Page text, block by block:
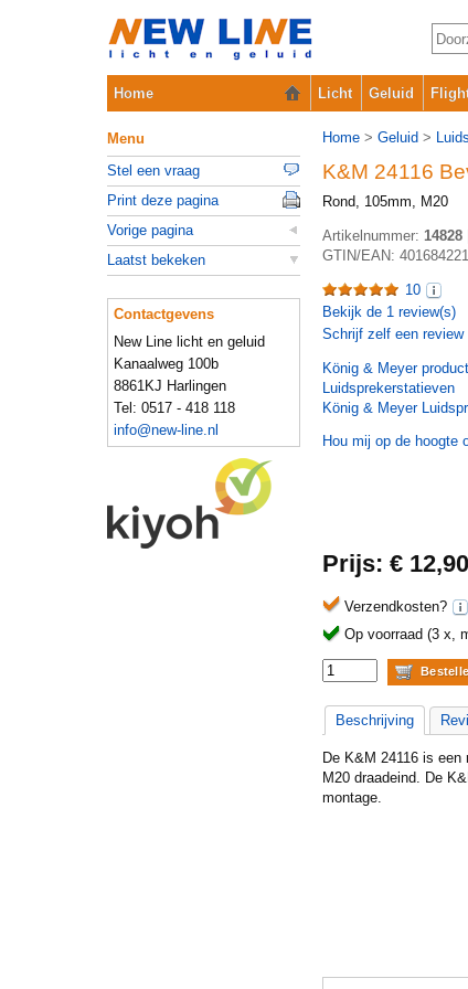
Home Licht Geluid
Home > Geluid >
K&M 24116
Rond, 105mm, M20
Artikelnummer: 14828
GTIN/EAN:
10
Bekijk de 1 review(s)
Schrijf zelf een review
König & Meyer
Luidsprekerstatieven
König & Meyer
Hou mij op de hoogte
Prijs: € 12,90
Verzendkosten?
Op voorraad (3 x,
Beschrijving
De K&M 24116 is
M20 draadeind. De
montage.
Menu
Stel een vraag
Print deze pagina
Vorige pagina
Laatst bekeken
Contactgevens
New Line licht en geluid
Kanaalweg 100b
8861KJ Harlingen
Tel: 0517 - 418 118
info@new-line.nl